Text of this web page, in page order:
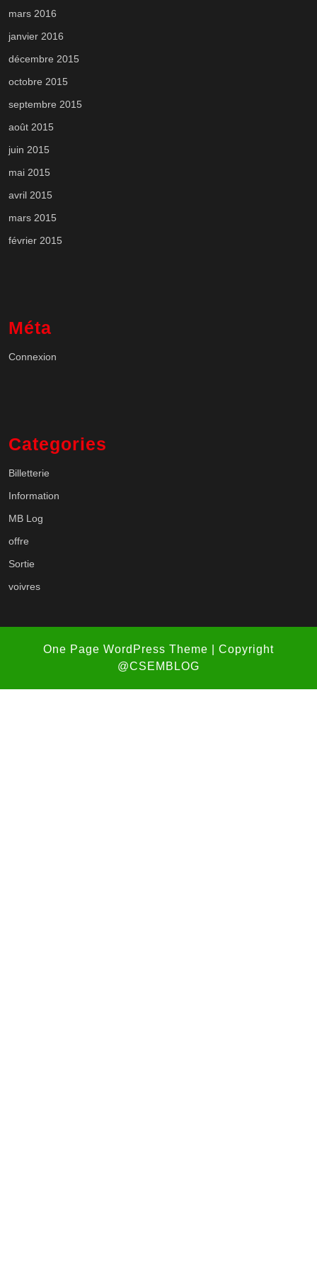
mars 2016
janvier 2016
décembre 2015
octobre 2015
septembre 2015
août 2015
juin 2015
mai 2015
avril 2015
mars 2015
février 2015
Méta
Connexion
Categories
Billetterie
Information
MB Log
offre
Sortie
voivres
One Page WordPress Theme
| Copyright
@CSEMBLOG